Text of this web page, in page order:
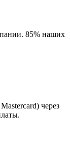
85% наших
через